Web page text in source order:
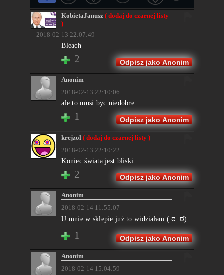
KobietaJanusz( dodaj do czarnej listy
)
2018-02-13 22:07:49
Bleach
2 Odpisz jako Anonim
Anonim
2018-02-13 22:10:06
ale to musi byc niedobre
1 Odpisz jako Anonim
krejzol( dodaj do czarnej listy )
2018-02-13 22:10:22
Koniec świata jest bliski
2 Odpisz jako Anonim
Anonim
2018-02-14 11:55:07
U mnie w sklepie już to widziałam ( ಠ_ಠ)
1 Odpisz jako Anonim
Anonim
2018-02-14 15:04:59